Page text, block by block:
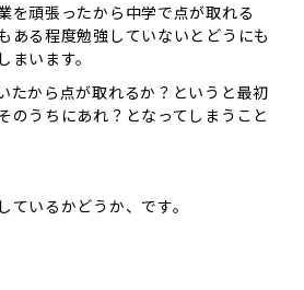
を頑張ったから中学で点が取れる
ある程度勉強していないとどうにも
います。
たから点が取れるか？というと最初
のうちにあれ？となってしまうこと
ているかどうか、です。